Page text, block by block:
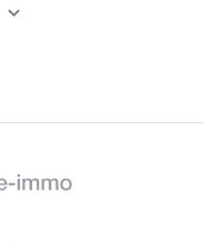
expand_more